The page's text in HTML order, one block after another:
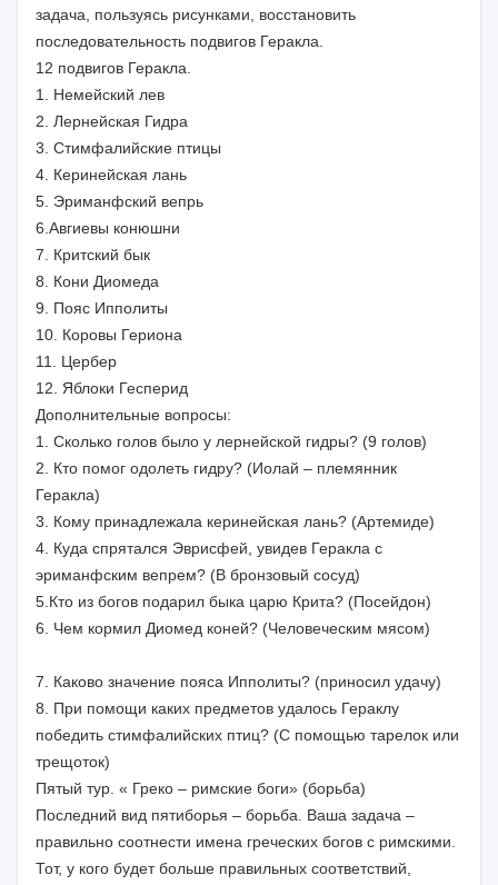
задача, пользуясь рисунками, восстановить
последовательность подвигов Геракла.
12 подвигов Геракла.
1. Немейский лев
2. Лернейская Гидра
3. Стимфалийские птицы
4. Керинейская лань
5. Эриманфский вепрь
6.Авгиевы конюшни
7. Критский бык
8. Кони Диомеда
9. Пояс Ипполиты
10. Коровы Гериона
11. Цербер
12. Яблоки Гесперид
Дополнительные вопросы:
1. Сколько голов было у лернейской гидры? (9 голов)
2. Кто помог одолеть гидру? (Иолай – племянник
Геракла)
3. Кому принадлежала керинейская лань? (Артемиде)
4. Куда спрятался Эврисфей, увидев Геракла с
эриманфским вепрем? (В бронзовый сосуд)
5.Кто из богов подарил быка царю Крита? (Посейдон)
6. Чем кормил Диомед коней? (Человеческим мясом)
7. Каково значение пояса Ипполиты? (приносил удачу)
8. При помощи каких предметов удалось Гераклу
победить стимфалийских птиц? (С помощью тарелок или
трещоток)
Пятый тур. « Греко – римские боги» (борьба)
Последний вид пятиборья – борьба. Ваша задача –
правильно соотнести имена греческих богов с римскими.
Тот, у кого будет больше правильных соответствий,